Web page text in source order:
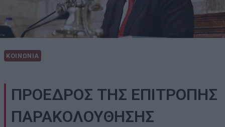
ΚΟΙΝΩΝΙΑ
ΠΡΟΕΔΡΟΣ ΤΗΣ ΕΠΙΤΡΟΠΗΣ
ΠΑΡΑΚΟΛΟΥΘΗΣΗΣ